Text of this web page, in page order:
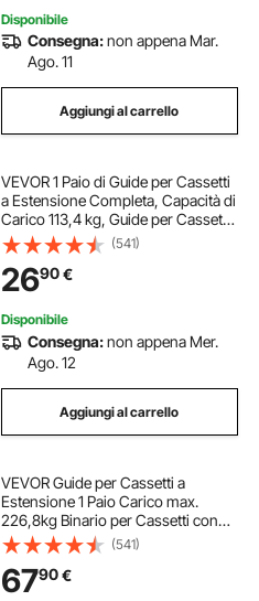
Disponibile
Consegna:non appena Mar.
Ago. 11
Aggiungi al carrello
VEVOR 1 Paio di Guide per Cassetti
a Estensione Completa, Capacità di
Carico 113,4 kg, Guide per Cassetti
con Bloccaggio, Cuscinetti a Sfera
con Guida Scorrevole, 780 x 53 x
19,5 mm
(541)
2690€
Disponibile
Consegna:non appena Mer.
Ago. 12
Aggiungi al carrello
VEVOR Guide per Cassetti a
Estensione 1 Paio Carico max.
226,8kg Binario per Cassetti con
Bloccaggio Cuscinetti a Sfera Guida
Scorrevole per Armadio Lunghezza
Estensione 1221mm Finitura Zincata
(541)
6790€